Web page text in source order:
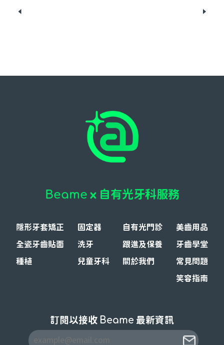
Beame x 自有光牙科服務
隱形牙套矯正
全瓷牙齒貼面
種植
固定器
洗牙
兒童牙科
自有光門診
跟進及保養
關於我們
美齒用品
牙齒學堂
常見問題
笑容指南
訂閱以接收 Beame 最新資訊